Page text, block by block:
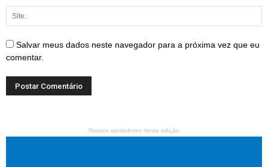
Salvar meus dados neste navegador para a próxima vez que eu
comentar.
Nossos apoiadores desta edição